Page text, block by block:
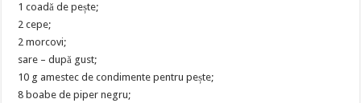
1 coadă de pește;
2 cepe;
2 morcovi;
sare – după gust;
10 g amestec de condimente pentru pește;
8 boabe de piper negru;